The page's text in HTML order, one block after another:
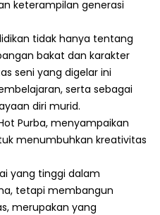
keterampilan generasi
tidak hanya tentang
bakat dan karakter
seni yang digelar ini
serta sebagai
diri murid.
Purba, menyampaikan
menumbuhkan kreativitas
yang tinggi dalam
tetapi membangun
merupakan yang